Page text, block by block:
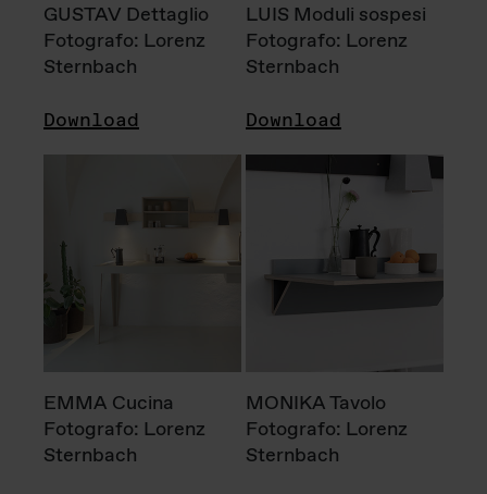
GUSTAV Dettaglio
Fotografo: Lorenz
Sternbach
Download
LUIS Moduli sospesi
Fotografo: Lorenz
Sternbach
Download
EMMA Cucina
Fotografo: Lorenz
Sternbach
MONIKA Tavolo
Fotografo: Lorenz
Sternbach